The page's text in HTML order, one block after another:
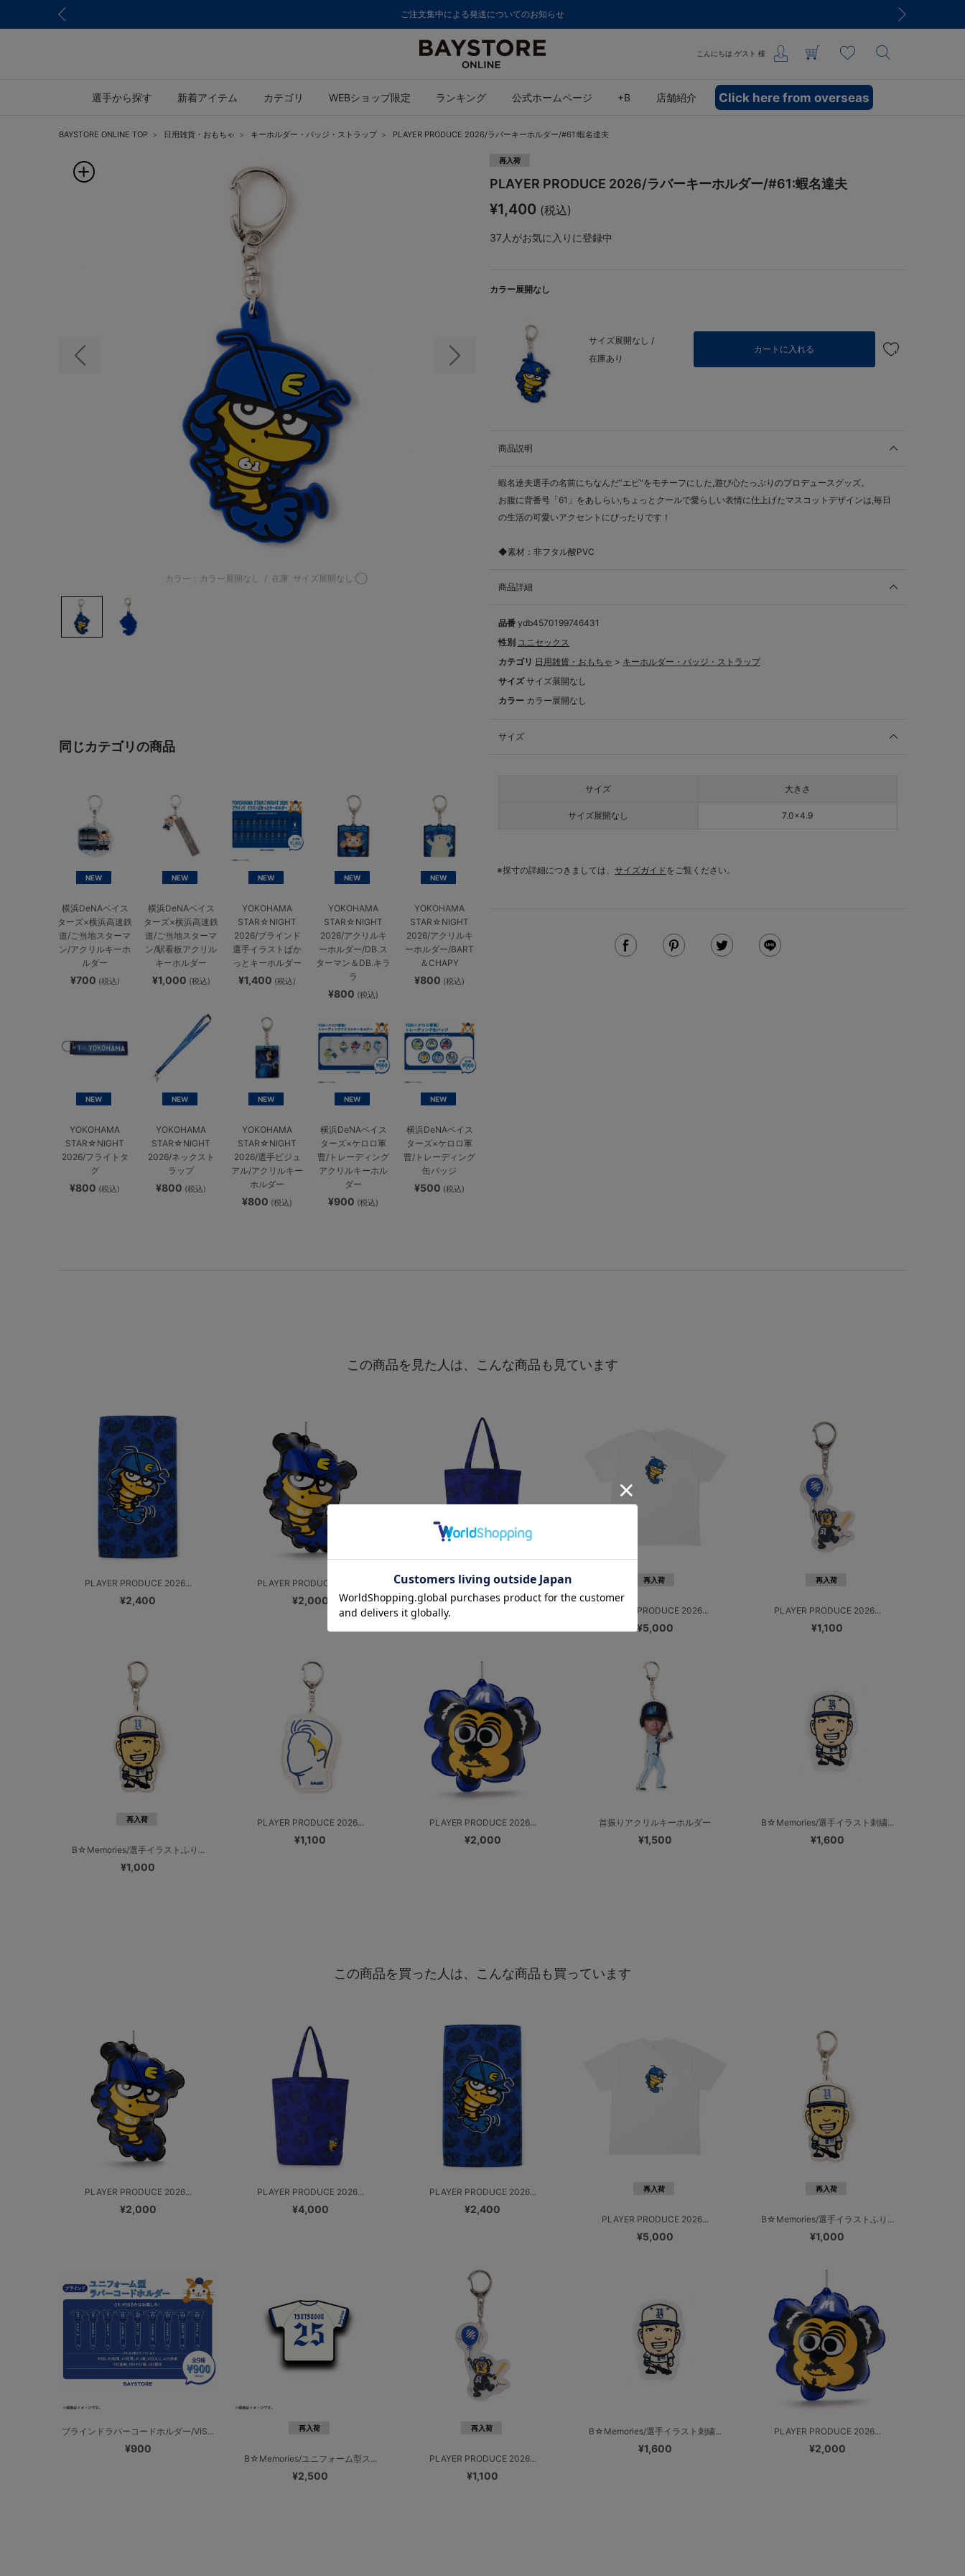
ご注文集中による発送についてのお知らせ
こんにちは ゲスト 様
選手から探す 新着アイテム カテゴリ WEBショップ限定 ランキング 公式ホームページ +B 店舗紹介 Click here from overseas
BAYSTORE ONLINE TOP 日用雑貨・おもちゃ キーホルダー・バッジ・ストラップ PLAYER PRODUCE 2026/ラバーキーホルダー/#61:蝦名達夫
前の画像 次の画像
カラー：カラー展開なし / 在庫 サイズ展開なし:◯
同じカテゴリの商品
NEW
横浜DeNAベイス
ターズ×横浜高速鉄
道/ご当地スターマ
ン/アクリルキーホ
ルダー
¥700 (税込)
NEW
横浜DeNAベイス
ターズ×横浜高速鉄
道/ご当地スターマ
ン/駅看板アクリル
キーホルダー
¥1,000 (税込)
NEW
YOKOHAMA
STAR☆NIGHT
2026/ブラインド
選手イラストぱか
っとキーホルダー
¥1,400 (税込)
NEW
YOKOHAMA
STAR☆NIGHT
2026/アクリルキ
ーホルダー/DB.ス
ターマン＆DB.キラ
ラ
¥800 (税込)
NEW
YOKOHAMA
STAR☆NIGHT
2026/アクリルキ
ーホルダー/BART
＆CHAPY
¥800 (税込)
NEW
YOKOHAMA
STAR☆NIGHT
2026/フライトタ
グ
¥800 (税込)
NEW
YOKOHAMA
STAR☆NIGHT
2026/ネックスト
ラップ
¥800 (税込)
NEW
YOKOHAMA
STAR☆NIGHT
2026/選手ビジュ
アル/アクリルキー
ホルダー
¥800 (税込)
NEW
横浜DeNAベイス
ターズ×ケロロ軍
曹/トレーディング
アクリルキーホル
ダー
¥900 (税込)
NEW
横浜DeNAベイス
ターズ×ケロロ軍
曹/トレーディング
缶バッジ
¥500 (税込)
再入荷
PLAYER PRODUCE 2026/ラバーキーホルダー/#61:蝦名達夫
¥1,400 (税込)
37人がお気に入りに登録中
カラー展開なし
サイズ展開なし /
在庫あり
カートに入れる
商品説明
蝦名達夫選手の名前にちなんだ“エビ"をモチーフにした,遊び心たっぷりのプロデュースグッズ。
お腹に背番号「61」をあしらい,ちょっとクールで愛らしい表情に仕上げたマスコットデザインは,毎日
の生活の可愛いアクセントにぴったりです！
◆素材：非フタル酸PVC
商品詳細
品番 ydb4570199746431
性別 ユニセックス
カテゴリ 日用雑貨・おもちゃ > キーホルダー・バッジ・ストラップ
サイズ サイズ展開なし
カラー カラー展開なし
サイズ
サイズ 大きさ
サイズ展開なし 7.0×4.9
※採寸の詳細につきましては、 サイズガイドをご覧ください。
この商品を見た人は、こんな商品も見ています
PLAYER PRODUCE 2026...
¥2,400
PLAYER PRODUCE 2026...
¥2,000
PLAYER PRODUCE 2026...
¥4,000
再入荷
PLAYER PRODUCE 2026...
¥5,000
再入荷
PLAYER PRODUCE 2026...
¥1,100
再入荷
B☆Memories/選手イラストふり...
¥1,000
PLAYER PRODUCE 2026...
¥1,100
PLAYER PRODUCE 2026...
¥2,000
首振りアクリルキーホルダー
¥1,500
B☆Memories/選手イラスト刺繍...
¥1,600
この商品を買った人は、こんな商品も買っています
PLAYER PRODUCE 2026...
¥2,000
PLAYER PRODUCE 2026...
¥4,000
PLAYER PRODUCE 2026...
¥2,400
再入荷
PLAYER PRODUCE 2026...
¥5,000
再入荷
B☆Memories/選手イラストふり...
¥1,000
ブラインドラバーコードホルダー/VIS...
¥900
再入荷
B☆Memories/ユニフォーム型ス...
¥2,500
再入荷
PLAYER PRODUCE 2026...
¥1,100
B☆Memories/選手イラスト刺繍...
¥1,600
PLAYER PRODUCE 2026...
¥2,000